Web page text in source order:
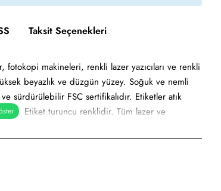
Taksit Seçenekleri
makineleri, renkli lazer yazıcıları ve renkli
beyazlık ve düzgün yüzey. Soğuk ve nemli
sürdürülebilir FSC sertifikalıdır. Etiketler atık
Etiket turuncu renklidir. Tüm lazer ve
görünen görsel çizimdir. Gerçek baskıda